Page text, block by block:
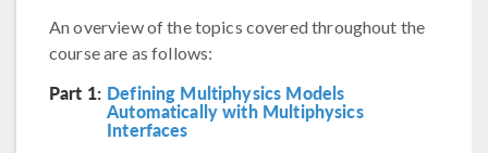
An overview of the topics covered throughout the
course are as follows:
Part 1: Defining Multiphysics Models
Automatically with Multiphysics
Interfaces